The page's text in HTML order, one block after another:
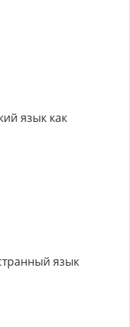
язык как
язык